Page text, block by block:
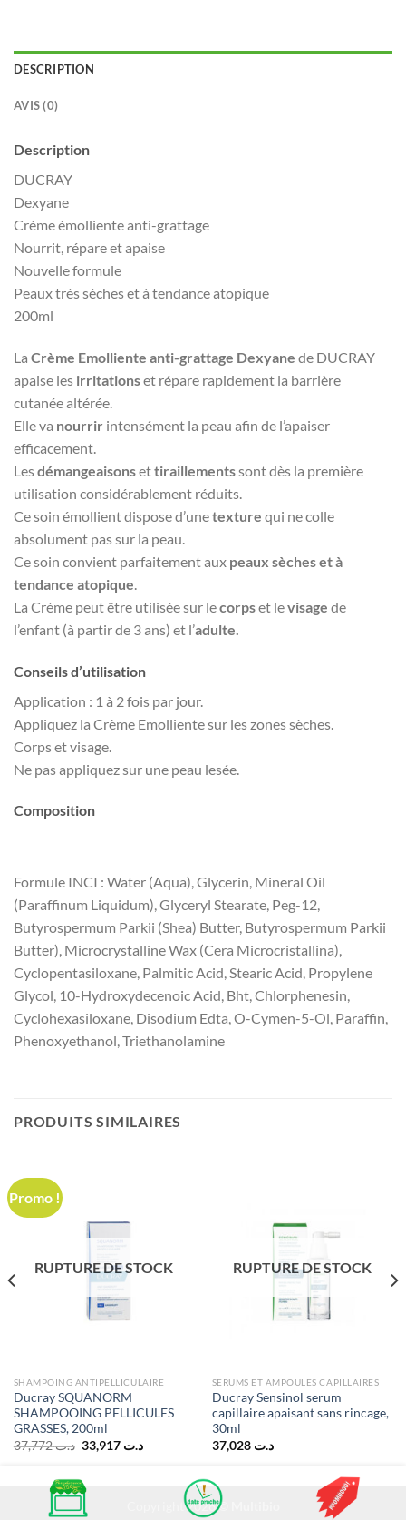
DESCRIPTION
AVIS (0)
Description
DUCRAY
Dexyane
Crème émolliente anti-grattage
Nourrit, répare et apaise
Nouvelle formule
Peaux très sèches et à tendance atopique
200ml
La Crème Emolliente anti-grattage Dexyane de DUCRAY
apaise les irritationset répare rapidement la barrière
cutanée altérée.
Elle va nourrir intensément la peau afin de l’apaiser
efficacement.
Lesdémangeaisonsettiraillementssont dès la première
utilisation considérablement réduits.
Ce soin émollient dispose d’unetexture qui ne colle
absolument pas sur la peau.
Ce soin convient parfaitement aux peaux sèches et à
tendance atopique
La Crème peut être utilisée sur lecorpset levisage de
l’enfant (à partir de 3 ans) et l’adulte.
Conseils d’utilisation
Application : 1 à 2 fois par jour.
Appliquez la Crème Emolliente sur les zones sèches.
Corps et visage.
Ne pas appliquez sur une peau lesée.
Composition
Formule INCI : Water (Aqua), Glycerin, Mineral Oil
(Paraffinum Liquidum), Glyceryl Stearate, Peg-12,
Butyrospermum Parkii (Shea) Butter, Butyrospermum Parkii
Butter), Microcrystalline Wax (Cera Microcristallina),
Cyclopentasiloxane, Palmitic Acid, Stearic Acid, Propylene
Glycol, 10-Hydroxydecenoic Acid, Bht, Chlorphenesin,
Cyclohexasiloxane, Disodium Edta, O-Cymen-5-Ol, Paraffin,
Phenoxyethanol, Triethanolamine
PRODUITS SIMILAIRES
Promo !
RUPTURE DE STOCK
SHAMPOING ANTIPELLICULAIRE
Ducray SQUANORM
SHAMPOOING PELLICULES
GRASSES, 200ml
د.ت37,772
Le
prix
était :
د.ت 33,917
Le
د.ت 33,917.
RUPTURE DE STOCK
SÉRUMS ET AMPOULES CAPILLAIRES
Ducray Sensinol serum
capillaire apaisant sans rincage,
30ml
د.ت 37,028
Copyright 2026 ©